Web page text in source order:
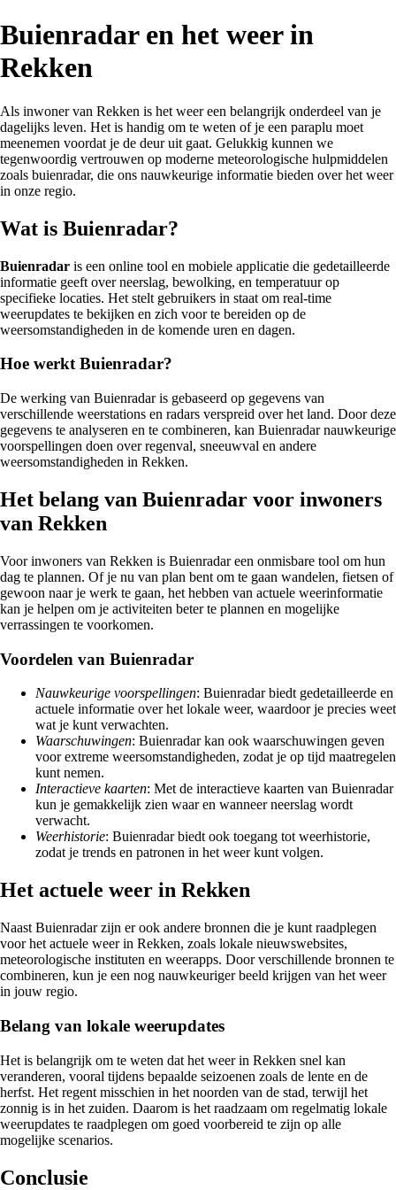
Buienradar en het weer in
Rekken
Als inwoner van Rekken is het weer een belangrijk onderdeel van je
dagelijks leven. Het is handig om te weten of je een paraplu moet
meenemen voordat je de deur uit gaat. Gelukkig kunnen we
tegenwoordig vertrouwen op moderne meteorologische hulpmiddelen
zoals buienradar, die ons nauwkeurige informatie bieden over het weer
in onze regio.
Wat is Buienradar?
Buienradar is een online tool en mobiele applicatie die gedetailleerde
informatie geeft over neerslag, bewolking, en temperatuur op
specifieke locaties. Het stelt gebruikers in staat om real-time
weerupdates te bekijken en zich voor te bereiden op de
weersomstandigheden in de komende uren en dagen.
Hoe werkt Buienradar?
De werking van Buienradar is gebaseerd op gegevens van
verschillende weerstations en radars verspreid over het land. Door deze
gegevens te analyseren en te combineren, kan Buienradar nauwkeurige
voorspellingen doen over regenval, sneeuwval en andere
weersomstandigheden in Rekken.
Het belang van Buienradar voor inwoners
van Rekken
Voor inwoners van Rekken is Buienradar een onmisbare tool om hun
dag te plannen. Of je nu van plan bent om te gaan wandelen, fietsen of
gewoon naar je werk te gaan, het hebben van actuele weerinformatie
kan je helpen om je activiteiten beter te plannen en mogelijke
verrassingen te voorkomen.
Voordelen van Buienradar
Nauwkeurige voorspellingen: Buienradar biedt gedetailleerde en
actuele informatie over het lokale weer, waardoor je precies weet
wat je kunt verwachten.
Waarschuwingen: Buienradar kan ook waarschuwingen geven
voor extreme weersomstandigheden, zodat je op tijd maatregelen
kunt nemen.
Interactieve kaarten: Met de interactieve kaarten van Buienradar
kun je gemakkelijk zien waar en wanneer neerslag wordt
verwacht.
Weerhistorie: Buienradar biedt ook toegang tot weerhistorie,
zodat je trends en patronen in het weer kunt volgen.
Het actuele weer in Rekken
Naast Buienradar zijn er ook andere bronnen die je kunt raadplegen
voor het actuele weer in Rekken, zoals lokale nieuwswebsites,
meteorologische instituten en weerapps. Door verschillende bronnen te
combineren, kun je een nog nauwkeuriger beeld krijgen van het weer
in jouw regio.
Belang van lokale weerupdates
Het is belangrijk om te weten dat het weer in Rekken snel kan
veranderen, vooral tijdens bepaalde seizoenen zoals de lente en de
herfst. Het regent misschien in het noorden van de stad, terwijl het
zonnig is in het zuiden. Daarom is het raadzaam om regelmatig lokale
weerupdates te raadplegen om goed voorbereid te zijn op alle
mogelijke scenarios.
Conclusie